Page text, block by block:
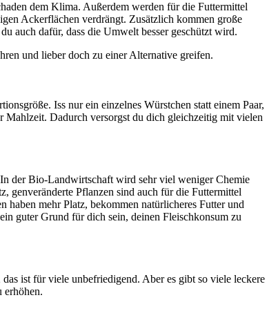
dem Klima. Außerdem werden für die Futtermittel
Ackerflächen verdrängt. Zusätzlich kommen große
auch dafür, dass die Umwelt besser geschützt wird.
und lieber doch zu einer Alternative greifen.
Iss nur ein einzelnes Würstchen statt einem Paar,
Mahlzeit. Dadurch versorgst du dich gleichzeitig mit vielen
der Bio-Landwirtschaft wird sehr viel weniger Chemie
genveränderte Pflanzen sind auch für die Futtermittel
mehr Platz, bekommen natürlicheres Futter und
guter Grund für dich sein, deinen Fleischkonsum zu
ist für viele unbefriedigend. Aber es gibt so viele leckere
erhöhen.